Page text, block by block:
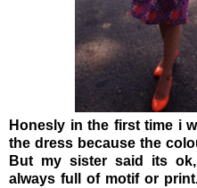
Honesly in the first time i
the dress because the
But my sister said its
always full of motif or